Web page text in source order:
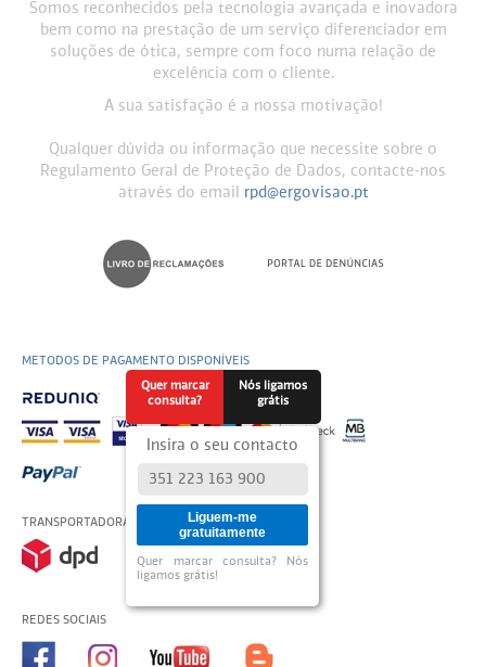
Somos reconhecidos pela tecnologia avançada e inovadora
bem como na prestação de um serviço diferenciador em
soluções de ótica, sempre com foco numa relação de
excelência com o cliente.
A sua satisfação é a nossa motivação!
Qualquer dúvida ou informação que necessite sobre o
Regulamento Geral de Proteção de Dados, contacte-nos
através do email
rpd@ergovisao.pt
METODOS DE PAGAMENTO DISPONÍVEIS
TRANSPORTADORAS USADAS
REDES SOCIAIS
Quer marcar
consulta?
Nós ligamos
grátis
Insira o seu contacto
Liguem-me
gratuitamente
Quer marcar consulta? Nós
ligamos grátis!